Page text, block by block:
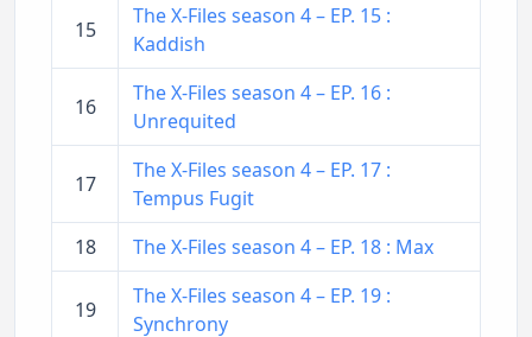
15
The X-Files season 4 – EP. 15 :
Kaddish
16
The X-Files season 4 – EP. 16 :
Unrequited
17
The X-Files season 4 – EP. 17 :
Tempus Fugit
18
The X-Files season 4 – EP. 18 : Max
19
The X-Files season 4 – EP. 19 :
Synchrony